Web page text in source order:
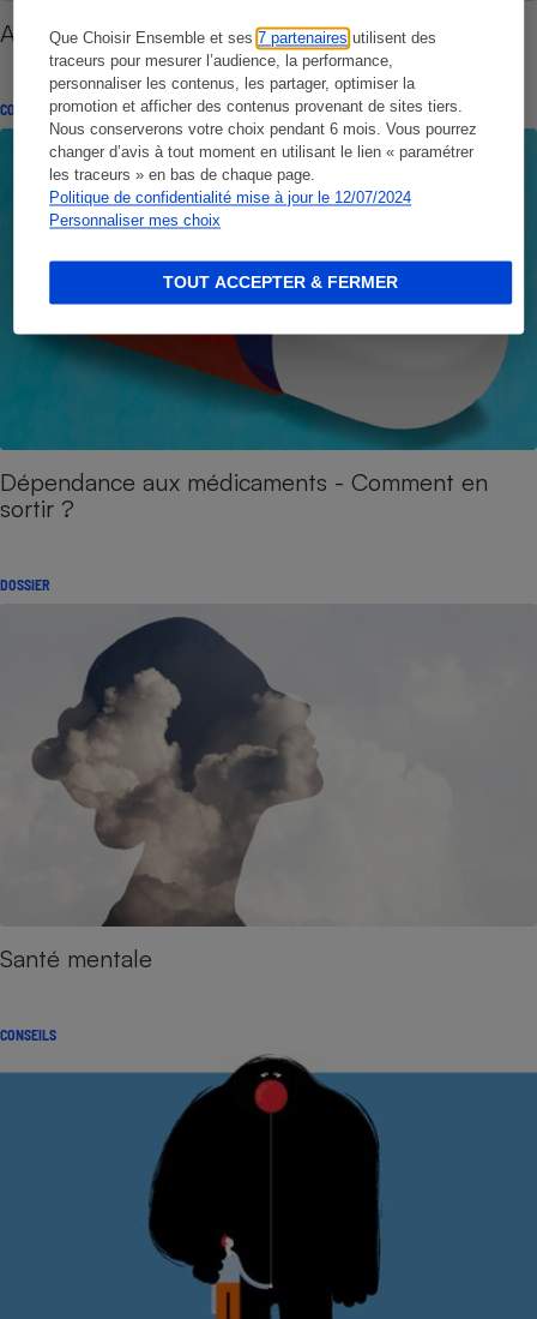
Que Choisir Ensemble et ses7 partenaires utilisent des
traceurs pour mesurer l’audience, la performance,
personnaliser les contenus, les partager, optimiser la
promotion et afficher des contenus provenant de sites tiers.
Nous conserverons votre choix pendant 6 mois. Vous pourrez
changer d’avis à tout moment en utilisant le lien « paramétrer
les traceurs » en bas de chaque page.
Politique de confidentialité mise à jour le 12/07/2024
Personnaliser mes choix
TOUT ACCEPTER & FERMER
Anxiété - La reconnaître et l’apprivoiser
CONSEILS
Dépendance aux médicaments - Comment en
sortir ?
DOSSIER
Santé mentale
CONSEILS